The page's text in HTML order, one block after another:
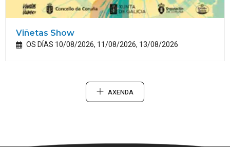
Viñetas Show
OS DÍAS 10/08/2026, 11/08/2026, 13/08/2026
AXENDA